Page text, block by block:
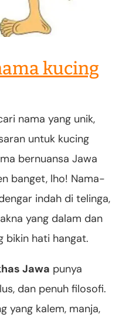
kucing
nama yang unik,
untuk kucing
bernuansa Jawa
banget, lho! Nama-
indah di telinga,
yang dalam dan
bikin hati hangat.
Jawa punya
dan penuh filosofi.
yang kalem, manja,